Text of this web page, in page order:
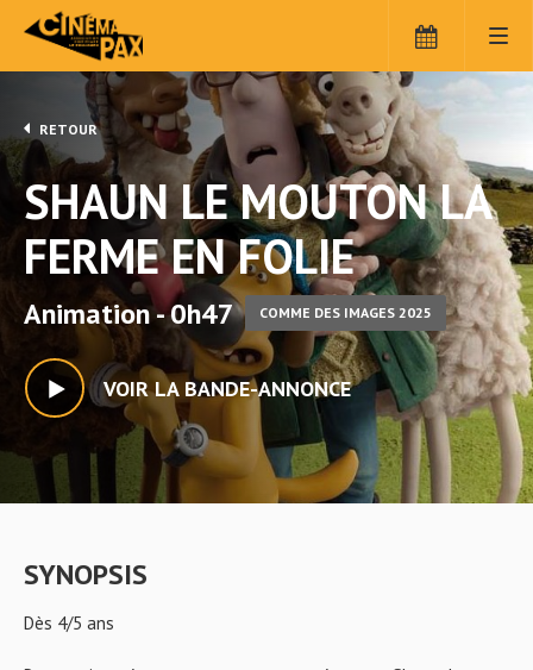
RETOUR
SHAUN LE MOUTON LA
FERME EN FOLIE
Animation - 0h47 COMME DES IMAGES 2025
VOIR LA BANDE-ANNONCE
SYNOPSIS
Dès 4/5 ans